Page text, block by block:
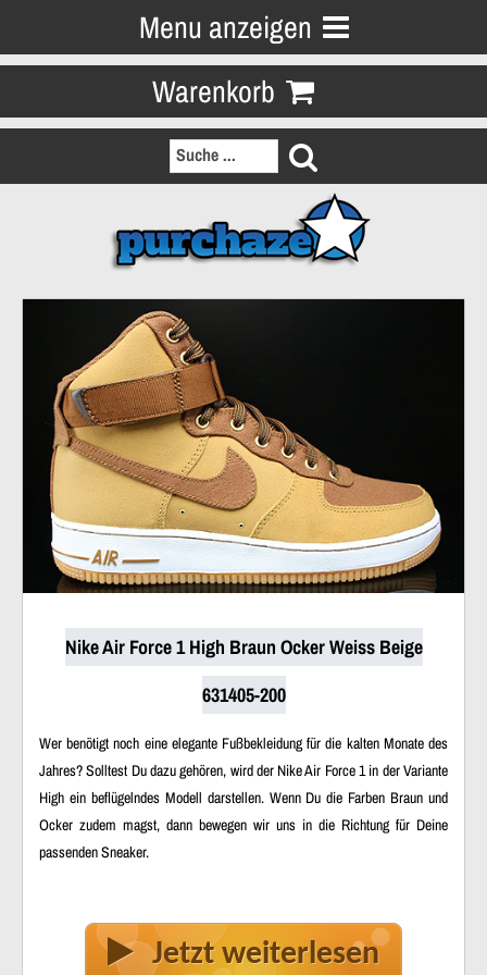
Menu anzeigen
Warenkorb
Nike Air Force 1 High Braun Ocker Weiss Beige
631405-200
Wer benötigt noch eine elegante Fußbekleidung für die kalten Monate des
Jahres? Solltest Du dazu gehören, wird der Nike Air Force 1 in der Variante
High ein beflügelndes Modell darstellen. Wenn Du die Farben Braun und
Ocker zudem magst, dann bewegen wir uns in die Richtung für Deine
passenden Sneaker.
Jetzt weiterlesen